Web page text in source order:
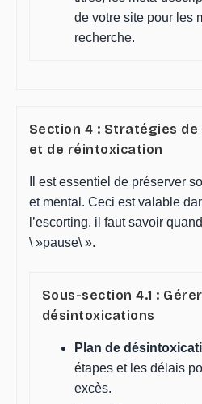
de votre site pour les
recherche.
Section 4 : Stratégies
et de réintoxication
Il est essentiel de préserver
et mental. Ceci est valable
l’escorting, il faut savoir
\ »pause\ ».
Sous-section 4.1 :
désintoxications
Plan de
étapes et les délais
excès.